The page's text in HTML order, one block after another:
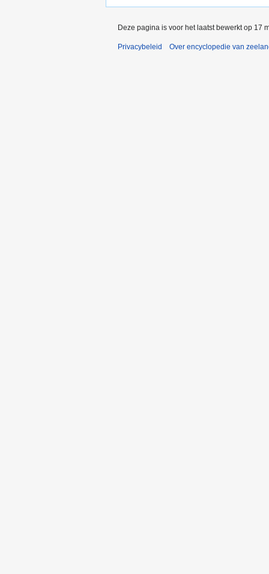
Deze pagina is voor het laatst bewerkt op 17
Privacybeleid Over encyclopedie van